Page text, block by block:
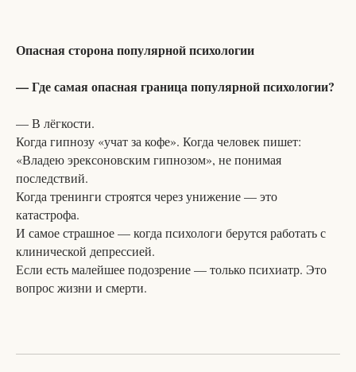
Опасная сторона популярной психологии
— Где самая опасная граница популярной психологии?
— В лёгкости.
Когда гипнозу «учат за кофе». Когда человек пишет:
«Владею эрексоновским гипнозом», не понимая
последствий.
Когда тренинги строятся через унижение — это
катастрофа.
И самое страшное — когда психологи берутся работать с
клинической депрессией.
Если есть малейшее подозрение — только психиатр. Это
вопрос жизни и смерти.